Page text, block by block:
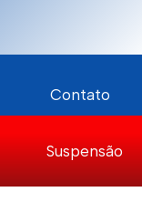
Contato
Suspensão